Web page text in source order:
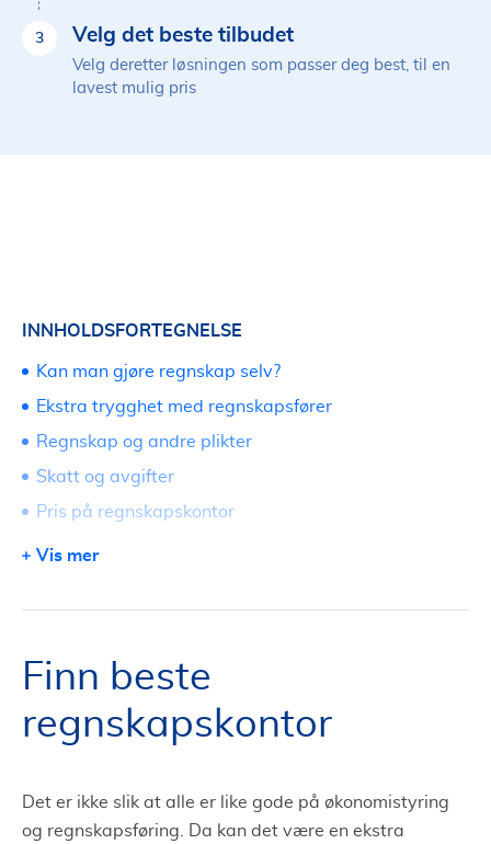
3 Velg det beste tilbudet
Velg deretter løsningen som passer deg best, til en
lavest mulig pris
Finn beste
regnskapskontor
Det er ikke slik at alle er like gode på økonomistyring
og regnskapsføring. Da kan det være en ekstra
INNHOLDSFORTEGNELSE
Kan man gjøre regnskap selv?
Ekstra trygghet med regnskapsfører
Regnskap og andre plikter
Skatt og avgifter
Pris på regnskapskontor
Regnskapskontor kan hjelpe deg med etablering av
Vis mer